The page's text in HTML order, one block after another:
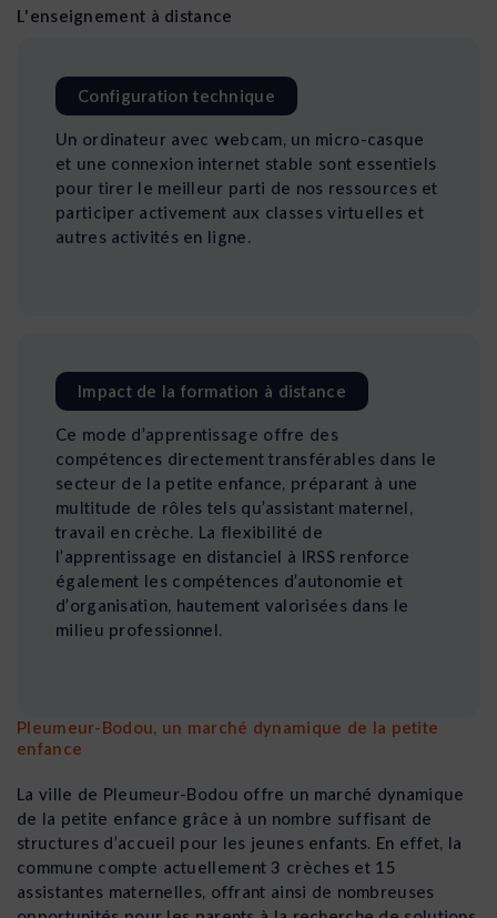
L'enseignement à distance
Configuration technique
Un ordinateur avec webcam, un micro-casque
et une connexion internet stable sont essentiels
pour tirer le meilleur parti de nos ressources et
participer activement aux classes virtuelles et
autres activités en ligne.
Impact de la formation à distance
Ce mode d’apprentissage offre des
compétences directement transférables dans le
secteur de la petite enfance, préparant à une
multitude de rôles tels qu’assistant maternel,
travail en crèche. La flexibilité de
l’apprentissage en distanciel à IRSS renforce
également les compétences d’autonomie et
d’organisation, hautement valorisées dans le
milieu professionnel.
Pleumeur-Bodou, un marché dynamique de la petite
enfance
La ville de Pleumeur-Bodou offre un marché dynamique
de la petite enfance grâce à un nombre suffisant de
structures d’accueil pour les jeunes enfants. En effet, la
commune compte actuellement 3 crèches et 15
assistantes maternelles, offrant ainsi de nombreuses